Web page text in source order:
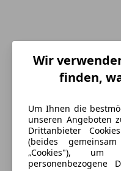
Energieverbrauch
Wir
finden,
Um Ihnen die
unseren Angeboten
Drittanbieter
(beides
„Cookies"), um
personenbezogene